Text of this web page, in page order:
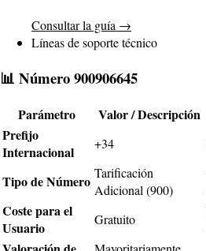
Consultar la guía →
Líneas de soporte técnico
📊 Número 900906645
Parámetro Valor / Descripción
Prefijo
Internacional
+34
Tipo de Número Tarificación
Adicional (900)
Coste para el
Usuario
Gratuito